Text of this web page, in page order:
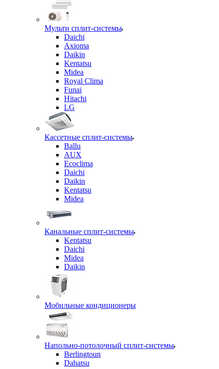
Мульти сплит-системы
Daichi
Axioma
Daikin
Kentatsu
Midea
Royal Clima
Funai
Hitachi
LG
Кассетные сплит-системы
Ballu
AUX
Ecoclima
Daichi
Daikin
Kentatsu
Midea
Канальные сплит-системы
Kentatsu
Daichi
Midea
Daikin
Мобильные кондиционеры
Напольно-потолочный сплит-системы
Berlingtoun
Dahatsu